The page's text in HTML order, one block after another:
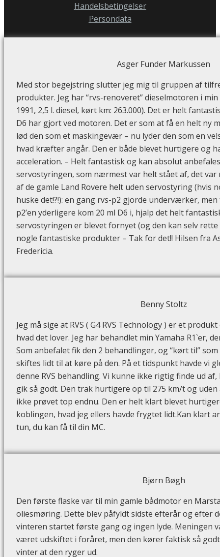
Handelsbetingelser
Persondata
Asger Funder Markussen
Med stor begejstring slutter jeg mig til gruppen af
produkter. Jeg har “rvs-renoveret” dieselmotoren i
1991, 2,5 l. diesel, kørt km: 263.000). Det er helt
D6 har gjort ved motoren. Det er som at få en helt ny
lød den som et maskingevær – nu lyder den som en
hvad kræfter angår. Den er både blevet hurtigere og
acceleration. – Helt fantastisk og kan absolut
servostyringen, som nærmest var helt stået af, det
af de gamle Land Rovere helt uden servostyring (hvis
huske det!?!): en gang rvs-p2 gjorde underværker,
p2’en yderligere kom 20 ml D6 i, hjalp det helt
servostyringen er blevet fornyet (og den kan selv rette
nogle fantastiske produkter – Tak for det!! Hilsen fra
Fredericia.
Benny Stoltz
Jeg må sige at RVS ( G4 RVS Technology ) er et
hvad det lover. Jeg har behandlet min Yamaha R1`er,
Som anbefalet fik den 2 behandlinger, og “kørt til”
skiftes lidt til at køre på den. På et tidspunkt havde vi
denne RVS behandling. Vi kunne ikke rigtig finde ud
gik så godt. Den trak hurtigere op til 275 km/t og
ikke prøvet top endnu. Den er helt klart blevet
koblingen, hvad jeg ellers havde frygtet lidt.Kan klart
tun, du kan få til din MC.
Bjørn Bøgh
Den første flaske var til min gamle bådmotor en
oliesmøring. Dette blev påfyldt sidste efterår og efter
vinteren startet første gang og ingen lyde. Meningen
været udskiftet i foråret, men den kører faktisk så
vinter at den ryger ud.